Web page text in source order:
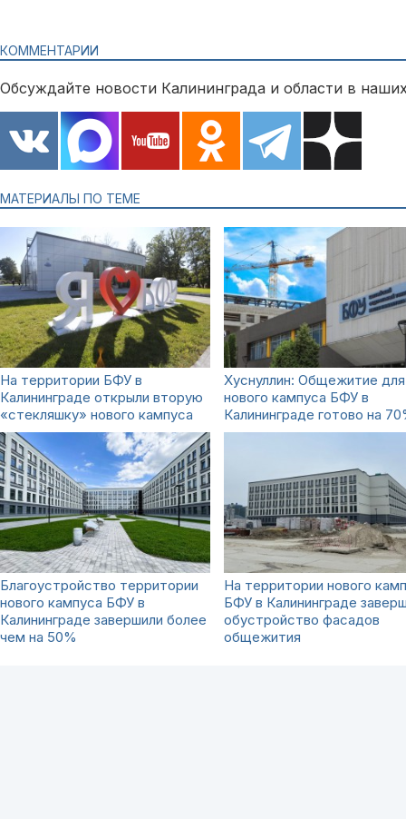
КОММЕНТАРИИ
Обсуждайте новости Калининграда и области в
МАТЕРИАЛЫ ПО ТЕМЕ
На территории БФУ в
Калининграде открыли вторую
«стекляшку» нового кампуса
Хуснуллин: Общежитие для
нового кампуса БФУ в
Калининграде готово на
Благоустройство территории
нового кампуса БФУ в
Калининграде завершили более
чем на 50%
На территории нового
БФУ в Калининграде
обустройство фасадов
общежития